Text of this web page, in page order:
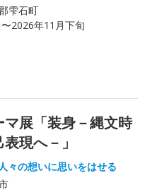
雫石町
2026年11月下旬
展「装身－縄文時
現へ－」
々の想いに思いをはせる